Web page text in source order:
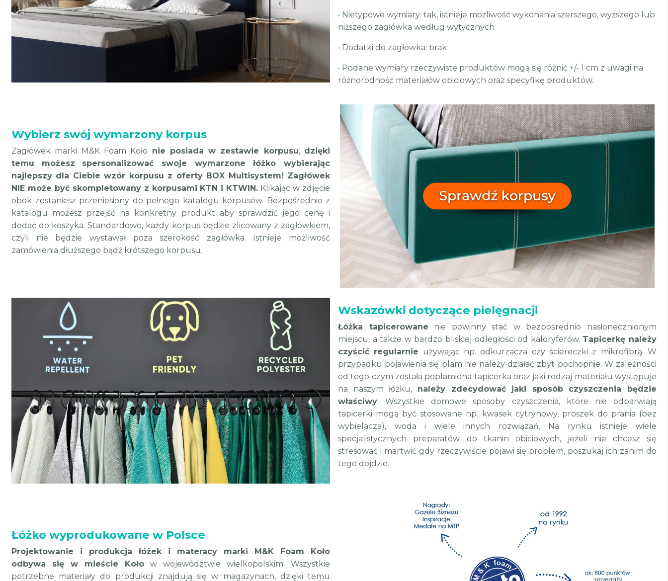
• Nietypowe wymiary: tak, istnieje możliwość wykonania szerszego, wyższego lub
niższego zagłówka według wytycznych
• Dodatki do zagłówka: brak
• Podane wymiary rzeczywiste produktów mogą się różnić +/- 1 cm z uwagi na
różnorodność materiałów obiciowych oraz specyfikę produktów.
Wybierz swój wymarzony korpus
Zagłówek marki M&K Foam Koło nie posiada w zestawie korpusu, dzięki
temu
możesz
spersonalizować swoje wymarzone łóżko wybierając
najlepszy dla Ciebie wzór korpusu z oferty BOX Multisystem! Zagłówek
NIE może być skompletowany z korpusami KTN i KTWIN. Klikając w zdjęcie
obok zostaniesz przeniesiony do pełnego katalogu korpusów. Bezpośrednio z
katalogu możesz przejść na konkretny produkt aby sprawdzić jego cenę i
dodać do koszyka.Standardowo, każdy korpus będzie zlicowany z zagłówkiem,
czyli nie będzie wystawał poza szerokość zagłówka. Istnieje możliwość
zamówienia dłuższego bądź krótszego korpusu.
Wskazówki dotyczące pielęgnacji
Łóżka tapicerowane nie powinny stać w bezpośrednio nasłonecznionym
miejscu, a także w bardzo bliskiej odległości od kaloryferów. Tapicerkę należy
czyścić regularnie używając np. odkurzacza czy ściereczki z mikrofibrą. W
przypadku pojawienia się plam nie należy działać zbyt pochopnie. W zależności
od tego czym została poplamiona tapicerka oraz jaki rodzaj materiału występuje
na naszym łóżku, należy zdecydować jaki sposób czyszczenia będzie
właściwy. Wszystkie domowe sposoby czyszczenia, które nie odbarwiają
tapicerki mogą być stosowane np. kwasek cytrynowy, proszek do prania (bez
wybielacza), woda i wiele innych rozwiązań. Na rynku istnieje wiele
specjalistycznych preparatów do tkanin obiciowych, jeżeli nie chcesz się
stresować i martwić gdy rzeczywiście pojawi się problem, poszukaj ich zanim do
tego dojdzie.
Łóżko wyprodukowane w Polsce
Projektowanie i produkcja łóżek i materacy marki M&K Foam Koło
odbywa się w mieście Koło w województwie wielkopolskim. Wszystkie
potrzebne materiały do produkcji znajdują się w magazynach, dzięki temu